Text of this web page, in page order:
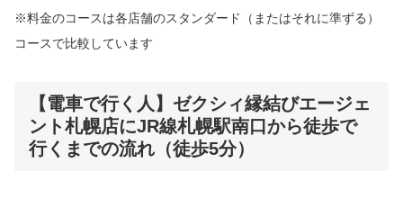
※料金のコースは各店舗のスタンダード（またはそれに準ずる）
コースで比較しています
【電車で行く人】ゼクシィ縁結びエージェ
ント札幌店にJR線札幌駅南口から徒歩で
行くまでの流れ（徒歩5分）